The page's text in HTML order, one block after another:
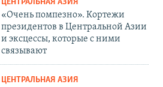
ЦЕНТРАЛЬНАЯ АЗИЯ
«Очень помпезно». Кортежи
президентов в Центральной Азии
и эксцессы, которые с ними
связывают
ЦЕНТРАЛЬНАЯ АЗИЯ